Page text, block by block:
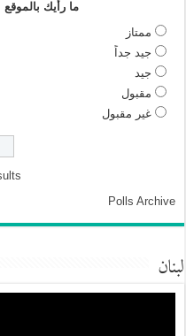
ما رأيك بالموقع
ممتاز
جيد جداً
جيد
مقبول
غير مقبول
Polls Archive
لبنان